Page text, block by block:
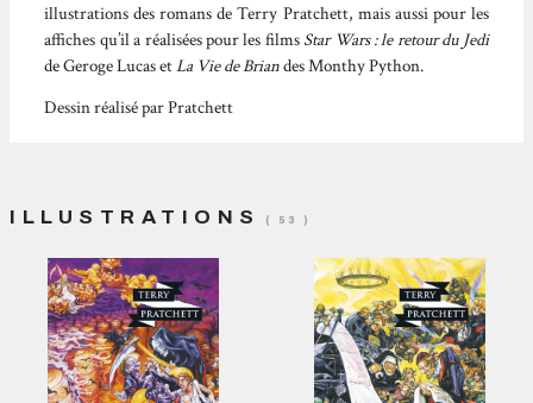
illustrations des romans de Terry Pratchett, mais aussi pour les
affiches qu’il a réalisées pour les films Star Wars : le retour du Jedi
de Geroge Lucas etLa Vie de Briandes Monthy Python.
Dessin réalisé par Pratchett
ILLUSTRATIONS ( 53 )